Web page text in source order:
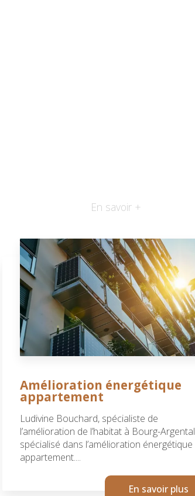
En savoir +
Amélioration énergétique
appartement
Ludivine Bouchard, spécialiste de
l’amélioration de l’habitat à Bourg-
spécialisé dans l’amélioration énergétique
appartement....
En savoir plus